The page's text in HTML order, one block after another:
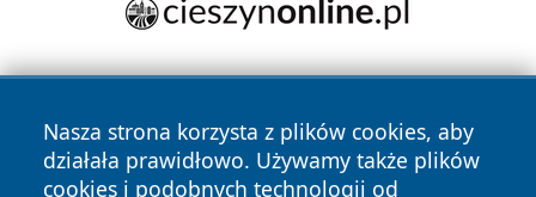
Nasza strona korzysta z plików cookies, aby
działała prawidłowo. Używamy także plików
cookies i podobnych technologii od